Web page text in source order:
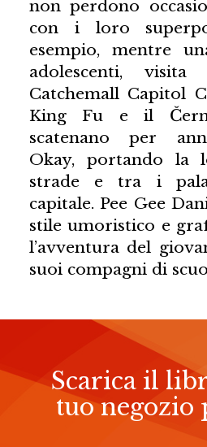
non perdono
con i loro
esempio, mentre
adolescenti,
Catchemall Capitol
King Fu e il
scatenano per
Okay, portando la
strade e tra i
capitale. Pee Gee
stile umoristico e
l’avventura del
suoi compagni di
Scarica il
tuo negozio